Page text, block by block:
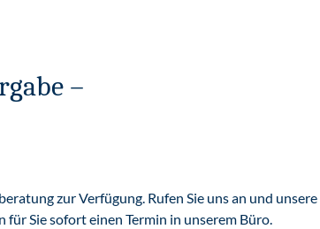
–
zur Verfügung. Rufen Sie uns an und unsere
Sie sofort einen Termin in unserem Büro.